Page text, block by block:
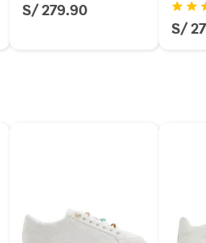
S/ 279.90
S/